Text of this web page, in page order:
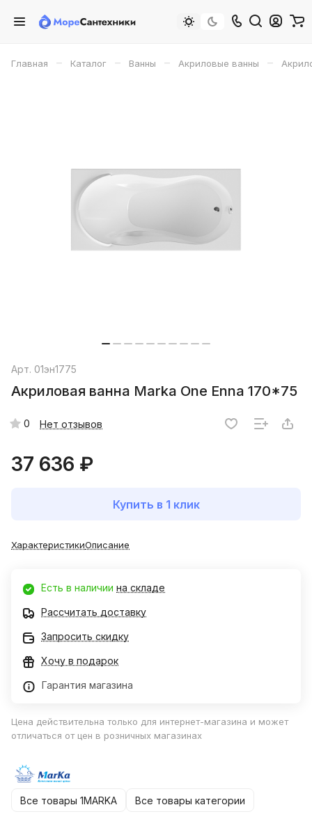
Главная – Каталог – Ванны – Акриловые ванны –
Арт. 01эн1775
Акриловая ванна Marka One Enna 170*75
0 Нет отзывов
37 636 ₽
Купить в 1 клик
ХарактеристикиОписание
Есть в наличии на складе
Рассчитать доставку
Запросить скидку
Хочу в подарок
Гарантия магазина
Цена действительна только для интернет-магазина и может
отличаться от цен в розничных магазинах
Все товары 1MARKA Все товары категории